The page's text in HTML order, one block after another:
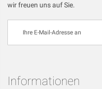
wir freuen uns auf Sie.
sich
an:
Informationen